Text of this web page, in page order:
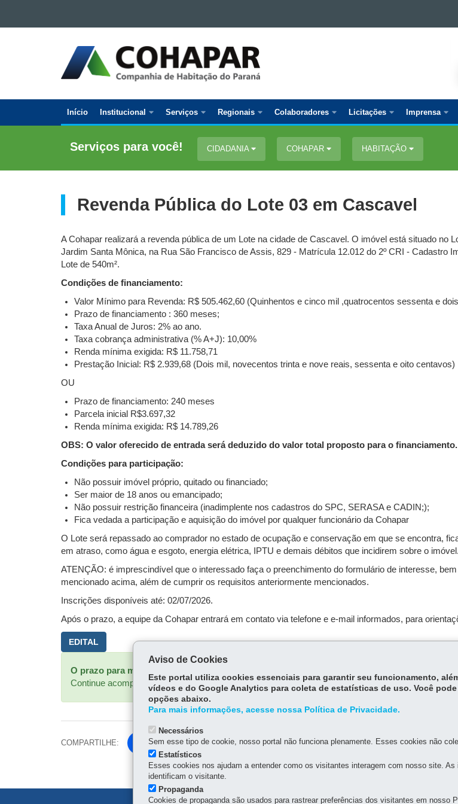
Ir para a navegação
COMPANHIA
DE
HABITAÇÃO
PARANÁ
Navegação
Principal
Início Institucional Serviços Regionais Colaboradores Licitações Imprensa
Serviços para você! CIDADANIA COHAPAR HABITAÇÃO
Revenda Pública do Lote 03 em Cascavel
A Cohapar realizará a revenda pública de um Lote na cidade de Cascavel. O imóvel está situado no
Jardim Santa Mônica, na Rua São Francisco de Assis, 829 - Matrícula 12.012 do 2º CRI - Cadastro
Lote de 540m².
Condições de financiamento:
Valor Mínimo para Revenda: R$ 505.462,60 (Quinhentos e cinco mil ,quatrocentos sessenta e
Prazo de financiamento : 360 meses;
Taxa Anual de Juros: 2% ao ano.
Taxa cobrança administrativa (% A+J): 10,00%
Renda mínima exigida: R$ 11.758,71
Prestação Inicial: R$ 2.939,68 (Dois mil, novecentos trinta e nove reais, sessenta e oito centavos)
OU
Prazo de financiamento: 240 meses
Parcela inicial R$3.697,32
Renda mínima exigida: R$ 14.789,26
OBS: O valor oferecido de entrada será deduzido do valor total proposto para o financiamento.
Condições para participação:
Não possuir imóvel próprio, quitado ou financiado;
Ser maior de 18 anos ou emancipado;
Não possuir restrição financeira (inadimplente nos cadastros do SPC, SERASA e CADIN;);
Fica vedada a participação e aquisição do imóvel por qualquer funcionário da Cohapar
O Lote será repassado ao comprador no estado de ocupação e conservação em que se encontra,
em atraso, como água e esgoto, energia elétrica, IPTU e demais débitos que incidirem sobre o imóvel.
ATENÇÃO: é imprescindível que o interessado faça o preenchimento do formulário de interesse,
mencionado acima, além de cumprir os requisitos anteriormente mencionados.
Inscrições disponíveis até: 02/07/2026.
Após o prazo, a equipe da Cohapar entrará em contato via telefone e e-mail informados, para
EDITAL
Mensagem
de
O prazo para manifestação de interesse na compra deste imóvel terminou
Continue acompanhando os canais oficiais da Cohapar para saber de novas oportunidades.
COMPARTILHE: Facebook
MAPA DO SITE
Aviso de Cookies
Este portal utiliza cookies essenciais para garantir seu funcionamento,
vídeos e do Google Analytics para coleta de estatísticas de uso. Você
opções abaixo.
Para mais informações, acesse nossa Política de Privacidade.
Necessários
Sem esse tipo de cookie, nosso portal não funciona plenamente. Esses cookies não
Estatísticos
Esses cookies nos ajudam a entender como os visitantes interagem com nosso site.
identificam o visitante.
Propaganda
Cookies de propaganda são usados para rastrear preferências dos visitantes em nosso